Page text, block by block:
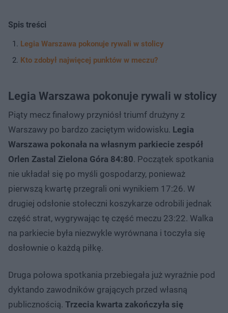
Spis treści
Legia Warszawa pokonuje rywali w stolicy
Kto zdobył najwięcej punktów w meczu?
Legia Warszawa pokonuje rywali w stolicy
Piąty mecz finałowy przyniósł triumf drużyny z
Warszawy po bardzo zaciętym widowisku. Legia
Warszawa pokonała na własnym parkiecie zespół
Orlen Zastal Zielona Góra 84:80. Początek spotkania
nie układał się po myśli gospodarzy, ponieważ
pierwszą kwartę przegrali oni wynikiem 17:26. W
drugiej odsłonie stołeczni koszykarze odrobili jednak
część strat, wygrywając tę część meczu 23:22. Walka
na parkiecie była niezwykle wyrównana i toczyła się
dosłownie o każdą piłkę.
Druga połowa spotkania przebiegała już wyraźnie pod
dyktando zawodników grających przed własną
publicznością. Trzecia kwarta zakończyła się